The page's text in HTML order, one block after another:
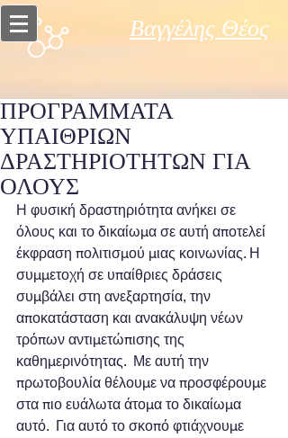
Βαγγέλης Θέος
ΠΡΟΓΡΑΜΜΑΤΑ
ΥΠΑΙΘΡΙΩΝ
ΔΡΑΣΤΗΡΙΟΤΗΤΩΝ ΓΙΑ
ΟΛΟΥΣ
Η φυσική δραστηριότητα ανήκει σε
όλους και το δικαίωμα σε αυτή αποτελεί
έκφραση πολιτισμού μιας κοινωνίας. Η
συμμετοχή σε υπαίθριες δράσεις
συμβάλει στη ανεξαρτησία, την
αποκατάσταση και ανακάλυψη νέων
τρόπων αντιμετώπισης της
καθημερινότητας.  Με αυτή την
πρωτοβουλία θέλουμε να προσφέρουμε
στα πιο ευάλωτα άτομα το δικαίωμα
αυτό.  Για αυτό το σκοπό φτιάχνουμε